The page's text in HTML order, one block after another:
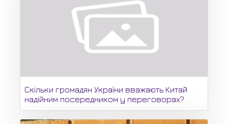
Скільки громадян України вважають Китай
надійним посередником у переговорах?